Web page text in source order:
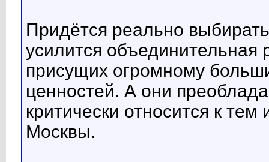
Придётся реально
усилится
присущих огромному
ценностей. А они
критически относится к
Москвы.